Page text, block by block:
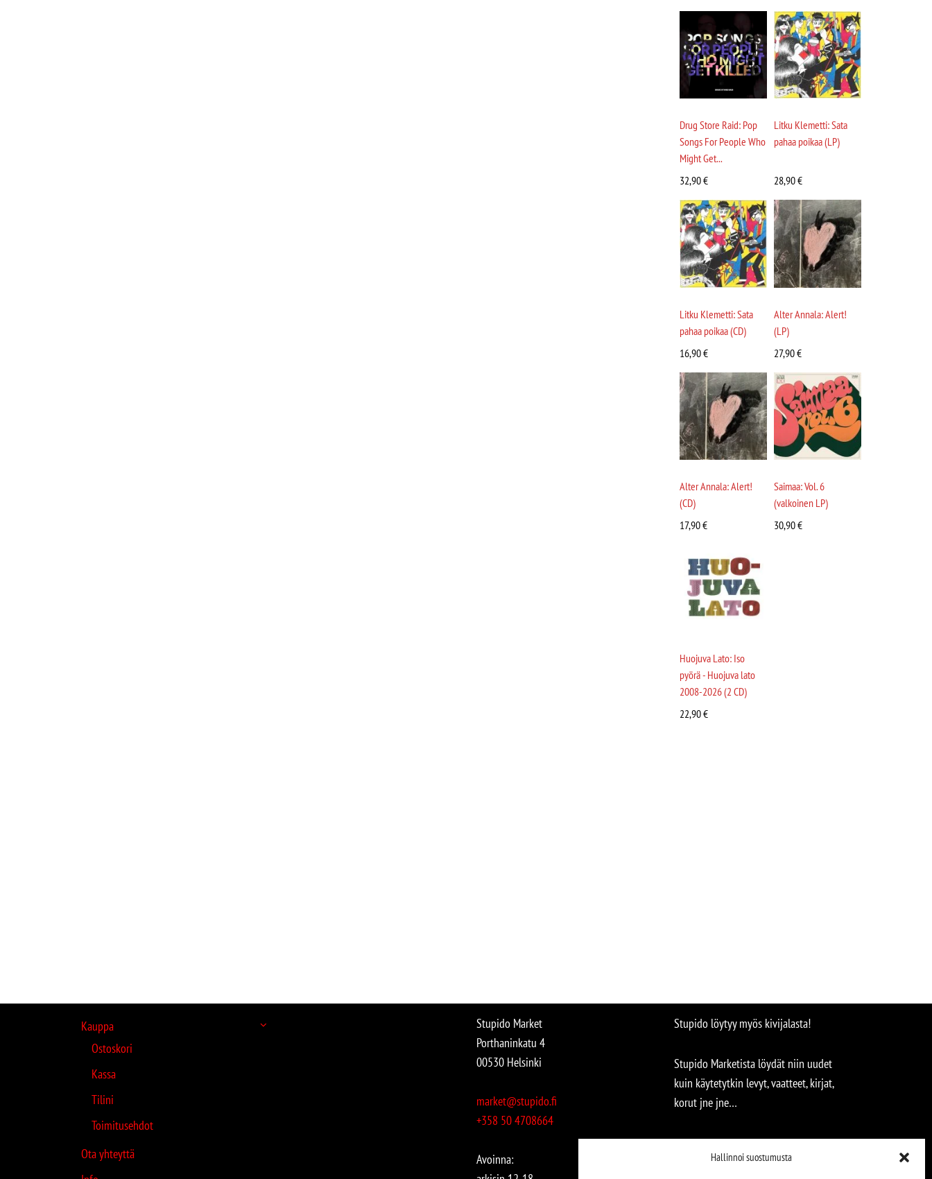
Hallinnoi suostumusta
Drug Store Raid: Pop
Songs For People Who
Might Get...
32,90€
Litku Klemetti: Sata
pahaa poikaa (LP)
28,90€
Litku Klemetti: Sata
pahaa poikaa (CD)
16,90€
Alter Annala: Alert!
(LP)
27,90€
Alter Annala: Alert!
(CD)
17,90€
Saimaa: Vol. 6
(valkoinen LP)
30,90€
Huojuva Lato: Iso
pyörä - Huojuva lato
2008-2026 (2 CD)
22,90€
Kauppa
Ostoskori
Kassa
Tilini
Toimitusehdot
Ota yhteyttä
Stupido Market
Porthaninkatu 4
00530 Helsinki
market@stupido.fi
+358 50 4708664
Avoinna:
Stupido löytyy myös kivijalasta!
Stupido Marketista löydät niin uudet
kuin käytetytkin levyt, vaatteet, kirjat,
korut jne jne…